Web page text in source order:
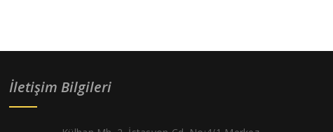
İletişim Bilgileri